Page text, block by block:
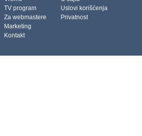
TV program
Za webmastere
Marketing
Kontakt
Uslovi korišćenja
Privatnost